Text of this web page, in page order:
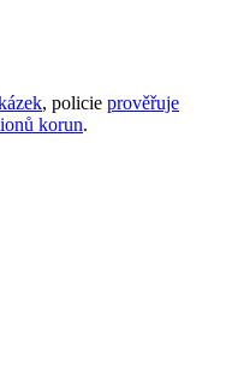
, policie prověřuje
korun.